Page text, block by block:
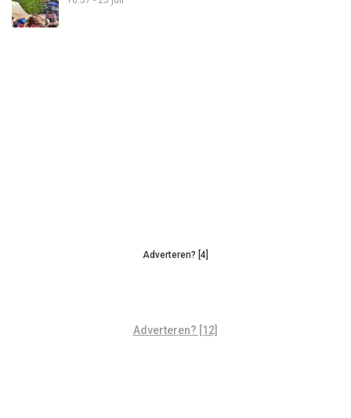
Adverteren? [4]
Adverteren? [12]